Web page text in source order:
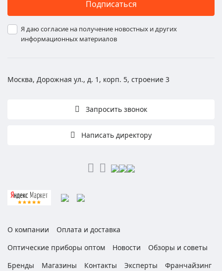
Подписаться
Я даю согласие на получение новостных и других
информационных материалов
Москва, Дорожная ул., д. 1, корп. 5, строение 3
Запросить звонок
Написать директору
О компании
Оплата и доставка
Оптические приборы оптом
Новости
Обзоры и советы
Бренды
Магазины Контакты Эксперты Франчайзинг